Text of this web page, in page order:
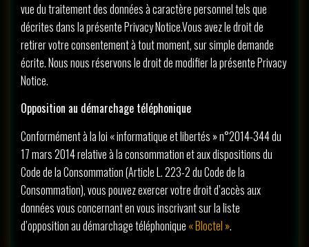
vue du traitement des données à caractère personnel tels que
décrites dans la présente Privacy Notice.Vous avez le droit de
retirer votre consentement à tout moment, sur simple demande
écrite. Nous nous réservons le droit de modifier la présente Privacy
Notice.
Opposition au démarchage téléphonique
Conformément à la loi « informatique et libertés » n°2014-344 du
17 mars 2014 relative à la consommation et aux dispositions du
Code de la Consommation (Article L. 223-2 du Code de la
Consommation), vous pouvez exercer votre droit d’accès aux
données vous concernant en vous inscrivant sur la liste
d’opposition au démarchage téléphonique « Bloctel ».